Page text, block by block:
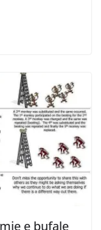
e bufale